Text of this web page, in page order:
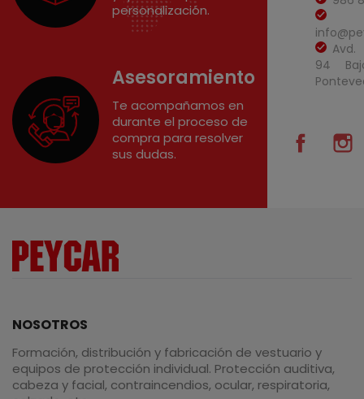
personalización.
Asesoramiento
Te acompañamos en
durante el proceso de
compra para resolver
sus dudas.
94
NOSOTROS
Formación, distribución y fabricación de vestuario y
equipos de protección individual. Protección auditiva,
cabeza y facial, contraincendios, ocular, respiratoria,